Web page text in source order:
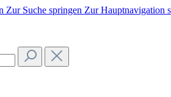
Zur Suche springen Zur Hauptnavigation